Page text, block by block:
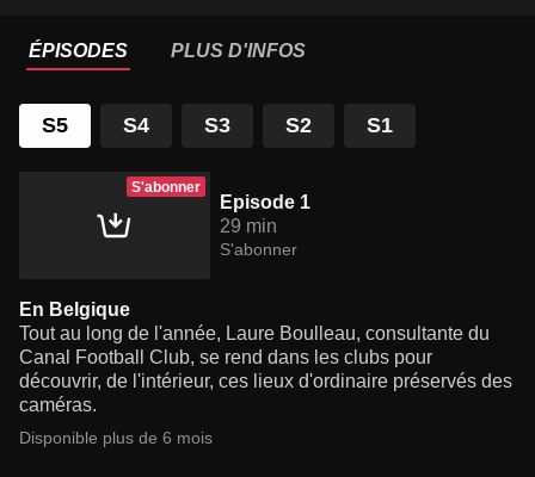
ÉPISODES PLUS D'INFOS
S5 S4 S3 S2 S1
S'abonner
Episode 1
29 min
S'abonner
En Belgique
Tout au long de l'année, Laure Boulleau, consultante du
Canal Football Club, se rend dans les clubs pour
découvrir, de l'intérieur, ces lieux d'ordinaire préservés des
caméras.
Disponible plus de 6 mois